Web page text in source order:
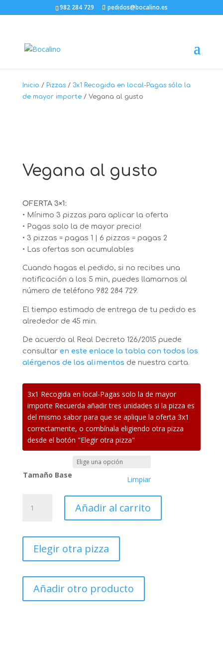
982 284 729 pedidos@bocalino.es
Inicio / Pizzas/ 3x1 Recogida en local-Pagas sólo la
de mayor importe/ Vegana al gusto
Vegana al gusto
OFERTA 3×1:
• Mínimo 3 pizzas para aplicar la oferta
• Pagas solo la de mayor precio!
• 3 pizzas = pagas 1 | 6 pizzas = pagas 2
• Las ofertas son acumulables
Cuando hagas el pedido, si no recibes una
notificación a los 5 min, puedes llamarnos al
número de teléfono 982 284 729.
El tiempo estimado de entrega de tu pedido es
alrededor de 45 min.
De acuerdo al Real Decreto 126/2015 puede
consultar en este enlace la tabla con todos los
alérgenos de los alimentos de nuestra carta.
3x1 Recogida en local-Pagas solo la de mayor
importe Recuerda añadir tres unidades si la pizza es
del mismo sabor para que se aplique la oferta 3x1
correctamente, o combínala eligiendo otra pizza
desde el botón "Elegir otra pizza"
Tamaño Base Limpiar
Añadir al carrito
Elegir otra pizza
Añadir otro producto